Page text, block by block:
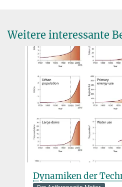
Prof. Dr.
Direktor
+49 3641 686-
roberts@...
Dr. W.
Senior Scientist
carleton@...
stokes@...
Weitere interessante
Dynamiken der